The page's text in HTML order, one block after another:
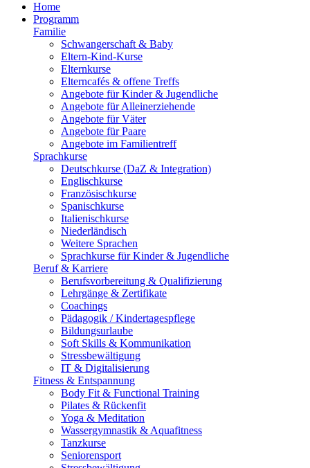
Home
Programm
Familie
Schwangerschaft & Baby
Eltern-Kind-Kurse
Elternkurse
Elterncafés & offene Treffs
Angebote für Kinder & Jugendliche
Angebote für Alleinerziehende
Angebote für Väter
Angebote für Paare
Angebote im Familientreff
Sprachkurse
Deutschkurse (DaZ & Integration)
Englischkurse
Französischkurse
Spanischkurse
Italienischkurse
Niederländisch
Weitere Sprachen
Sprachkurse für Kinder & Jugendliche
Beruf & Karriere
Berufsvorbereitung & Qualifizierung
Lehrgänge & Zertifikate
Coachings
Pädagogik / Kindertagespflege
Bildungsurlaube
Soft Skills & Kommunikation
Stressbewältigung
IT & Digitalisierung
Fitness & Entspannung
Body Fit & Functional Training
Pilates & Rückenfit
Yoga & Meditation
Wassergymnastik & Aquafitness
Tanzkurse
Seniorensport